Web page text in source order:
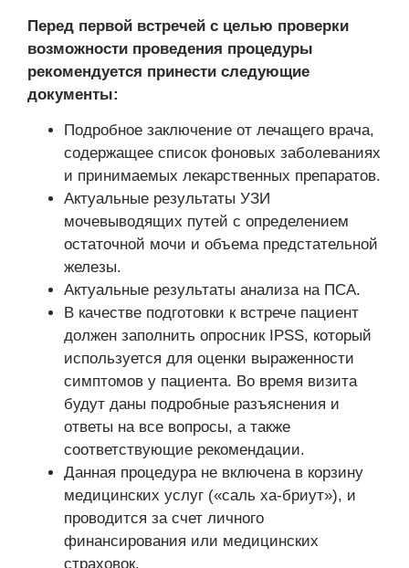
Перед первой встречей с целью проверки
возможности проведения процедуры
рекомендуется принести следующие
документы:
Подробное заключение от лечащего врача,
содержащее список фоновых заболеваниях
и принимаемых лекарственных препаратов.
Актуальные результаты УЗИ
мочевыводящих путей с определением
остаточной мочи и объема предстательной
железы.
Актуальные результаты анализа на ПСА.
В качестве подготовки к встрече пациент
должен заполнить опросник IPSS, который
используется для оценки выраженности
симптомов у пациента. Во время визита
будут даны подробные разъяснения и
ответы на все вопросы, а также
соответствующие рекомендации.
Данная процедура не включена в корзину
медицинских услуг («саль ха-бриут»), и
проводится за счет личного
финансирования или медицинских
страховок.